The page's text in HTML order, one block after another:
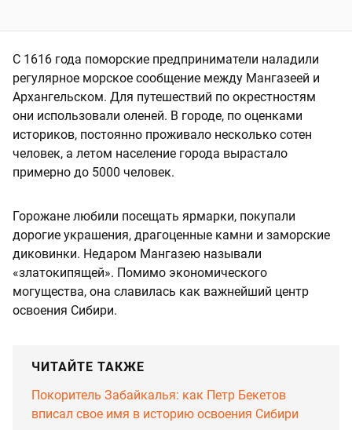
С 1616 года поморские предприниматели наладили
регулярное морское сообщение между Мангазеей и
Архангельском. Для путешествий по окрестностям
они использовали оленей. В городе, по оценками
историков, постоянно проживало несколько сотен
человек, а летом население города вырастало
примерно до 5000 человек.
Горожане любили посещать ярмарки, покупали
дорогие украшения, драгоценные камни и заморские
диковинки. Недаром Мангазею называли
«златокипящей». Помимо экономического
могущества, она славилась как важнейший центр
освоения Сибири.
ЧИТАЙТЕ ТАКЖЕ
Покоритель Забайкалья: как Петр Бекетов
вписал свое имя в историю освоения Сибири